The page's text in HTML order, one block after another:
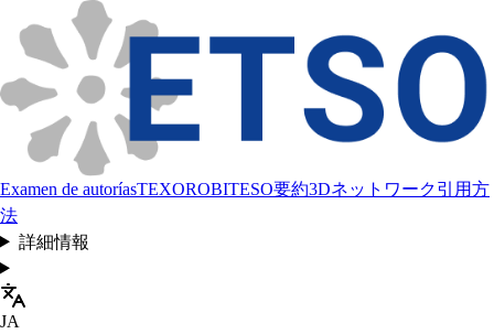
Examen de autoríasTEXOROBITESO要約3Dネットワーク引用方
法
詳細情報
JA